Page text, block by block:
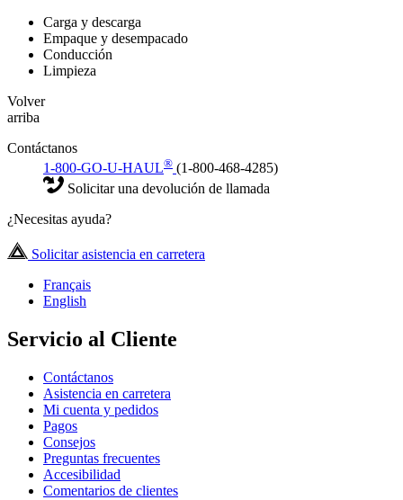
Carga y descarga
Empaque y desempacado
Conducción
Limpieza
Volver
arriba
Contáctanos
1-800-GO-U-HAUL® (1-800-468-4285)
Solicitar una devolución de llamada
¿Necesitas ayuda?
Solicitar asistencia en carretera
Français
English
Servicio al Cliente
Contáctanos
Asistencia en carretera
Mi cuenta y pedidos
Pagos
Consejos
Preguntas frecuentes
Accesibilidad
Comentarios de clientes